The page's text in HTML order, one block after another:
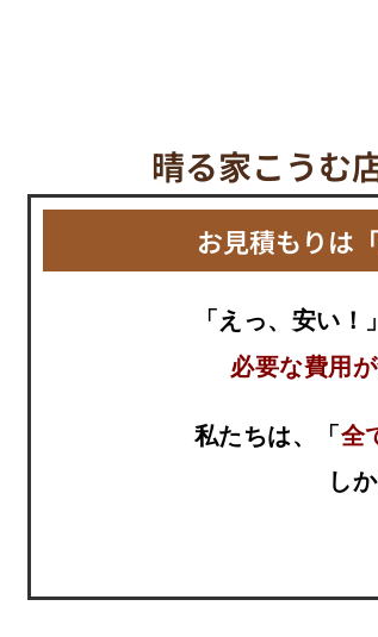
晴る家こうむ
お見積もりは
「えっ、安い
必要な費用
私たちは、「 全
しか